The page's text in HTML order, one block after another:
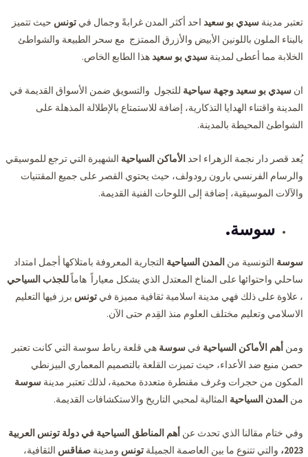
تعتبر مدينةسيدي بو سعيد احد أكثر المدن غرابةً وجمال فيتونس حيث تتميز
بالبناء الملون باللونين الأبيض والأزرق الممتزج مع سحر الطبيعة والشواطئ
الخلابة مما أعطى لمدينةسيدي بو سعيدهذا الطابع الخاص.
انسيدي بو سعيد وجهة سياحية للتجول والتسويق ضمن الأسواق القديمة في
المدينة واقتناء الهدايا التذكارية، إضافة للاستمتاع بالإطلالة المذهلة على
الشواطئ المحيطة بالمدينة.
يُعد قصر دار نجمة الزهراء احد الأماكن السياحية الشهيرة التي ترجع للموسيقي
والرسام الفرنسي بارون رودولف، حيث يحتوي القصر على جميع المقتنيات
والآلات الموسيقية، إضافة إلى اللوحات الفنية القديمة.
سوسة.
سوسة التونسية من المدن السياحية التجارية المعروفة بامتلاكها أجمل امتداد
ساحلي واحتوائها على المناخ المعتدل الذي يشكل معياراً هاماًللجذب السياحي
، علاوة على ذلك فهي مدينة اسلامية ثقافية مميزة فيتونس برز فيها التعليم
الاسلامي وتعليم مختلف العلوم منذ القِدم حتى الآن.
ومن أهم الأماكن السياحية فيسوسة هي قلعة رباط سوسة التي كانت تعتبر
حصن منيع ضد الأعداء، حيث تميزت القلعة بالتصميم المعماري البيزنطي
المكون من حجرات وغرف مقنطرة متعددة محمية، لذلك تعتبر مدينةسوسة
من المدن السياحية المثالية لمحبي التاريخ والاستكشافات القديمة.
وفي ختام مقالنا الذي تحدث عن أهم المناطق السياحية في دولة تونس العربية
2023، والتي تتنوع ما بين العاصمة الجميلةتونس ومدينةصفاقس الثقافية،